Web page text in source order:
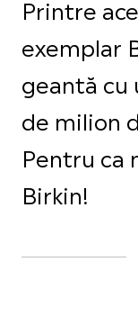
Printre
exemplar
geantă
de milion
Pentru ca
Birkin!